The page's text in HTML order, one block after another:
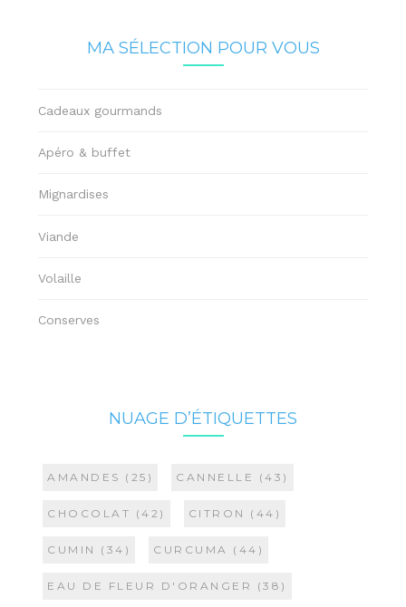
MA SÉLECTION POUR VOUS
Cadeaux gourmands
Apéro & buffet
Mignardises
Viande
Volaille
Conserves
NUAGE D’ÉTIQUETTES
AMANDES (25) CANNELLE (43)
CHOCOLAT (42) CITRON (44)
CUMIN (34) CURCUMA (44)
EAU DE FLEUR D'ORANGER (38)